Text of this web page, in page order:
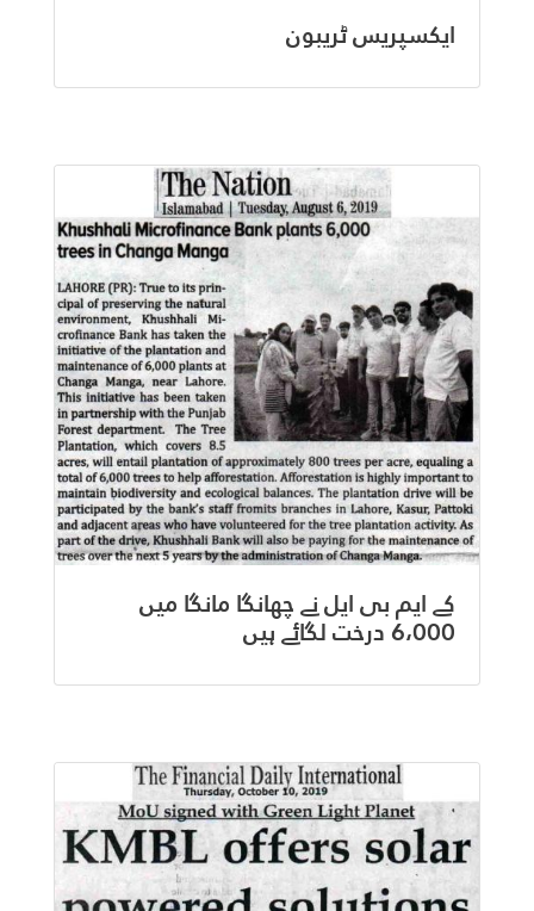
ایکسپریس ٹریبون
کے ایم بی ایل نے چھانگا مانگا میں
6،000 درخت لگائے ہیں